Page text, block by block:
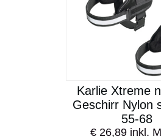
Karlie Xtreme
Geschirr Nylon
55-68
€ 26,89 inkl.